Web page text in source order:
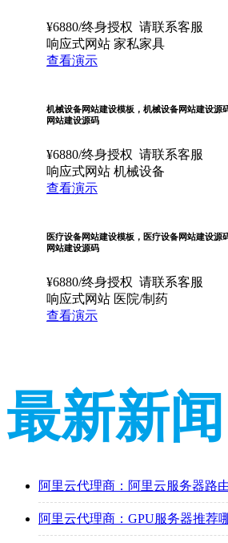
¥6880/终身授权 请联系客服
响应式网站 家私家具
查看演示
机械设备网站建设模板，机械设备网站建设源
网站建设源码
¥6880/终身授权 请联系客服
响应式网站 机械设备
查看演示
医疗设备网站建设模板，医疗设备网站建设源
网站建设源码
¥6880/终身授权 请联系客服
响应式网站 医院/制药
查看演示
最新新闻
阿里云代理商：阿里云服务器路
阿里云代理商：GPU服务器推荐